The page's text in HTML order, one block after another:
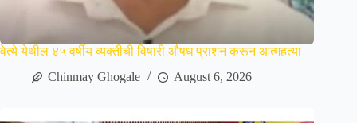
वेत्ये येथील ४५ वर्षीय व्यक्तीची विषारी औषध प्राशन करून आत्महत्या
Chinmay Ghogale
August 6, 2026